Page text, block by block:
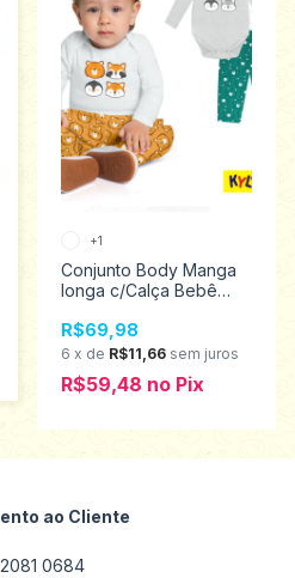
Conjunto Body Manga
longa c/Calça Bebê
Tamanhos P ao G
1001202
R$69,98
6 x de R$11,66 sem juros
R$59,48 no Pix
+1
ao Cliente
2081 0684